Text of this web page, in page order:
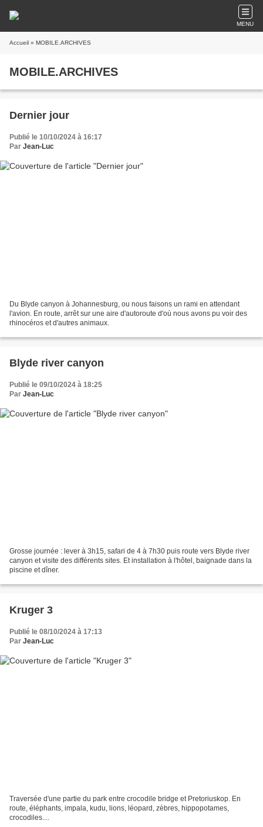
MENU
Accueil » MOBILE.ARCHIVES
MOBILE.ARCHIVES
Dernier jour
Publié le 10/10/2024 à 16:17
Par Jean-Luc
Du Blyde canyon à Johannesburg, ou nous faisons un rami en attendant
l'avion. En route, arrêt sur une aire d'autoroute d'où nous avons pu voir des
rhinocéros et d'autres animaux.
Blyde river canyon
Publié le 09/10/2024 à 18:25
Par Jean-Luc
Grosse journée : lever à 3h15, safari de 4 à 7h30 puis route vers Blyde river
canyon et visite des différents sites. Et installation à l'hôtel, baignade dans la
piscine et dîner.
Kruger 3
Publié le 08/10/2024 à 17:13
Par Jean-Luc
Traversée d'une partie du park entre crocodile bridge et Pretoriuskop. En
route, éléphants, impala, kudu, lions, léopard, zèbres, hippopotames,
crocodiles....